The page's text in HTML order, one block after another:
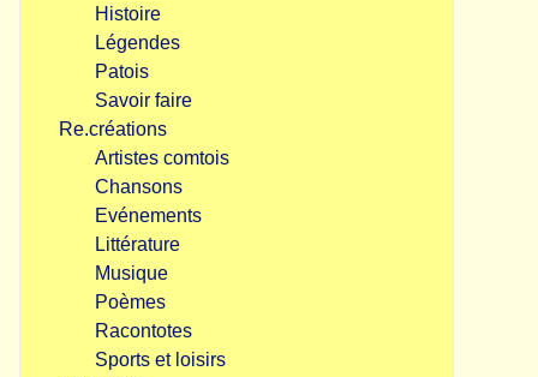
Histoire
Légendes
Patois
Savoir faire
Re.créations
Artistes comtois
Chansons
Evénements
Littérature
Musique
Poèmes
Racontotes
Sports et loisirs